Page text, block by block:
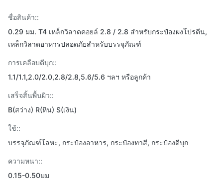
ชื่อสินค้า::
0.29 มม. T4 เหล็กวิลาดคอยล์ 2.8 / 2.8 สำหรับกระป๋องผงโปรตีน,
เหล็กวิลาดอาหารปลอดภัยสำหรับบรรจุภัณฑ์
การเคลือบดีบุก::
1.1/1.1,2.0/2.0,2.8/2.8,5.6/5.6 ฯลฯ หรือลูกค้า
เสร็จสิ้นพื้นผิว::
B(สว่าง) R(หิน) S(เงิน)
ใช้::
บรรจุภัณฑ์โลหะ, กระป๋องอาหาร, กระป๋องทาสี, กระป๋องดีบุก
ความหนา::
0.15-0.50มม